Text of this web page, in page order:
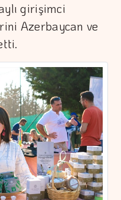
girişimci
Azerbaycan ve